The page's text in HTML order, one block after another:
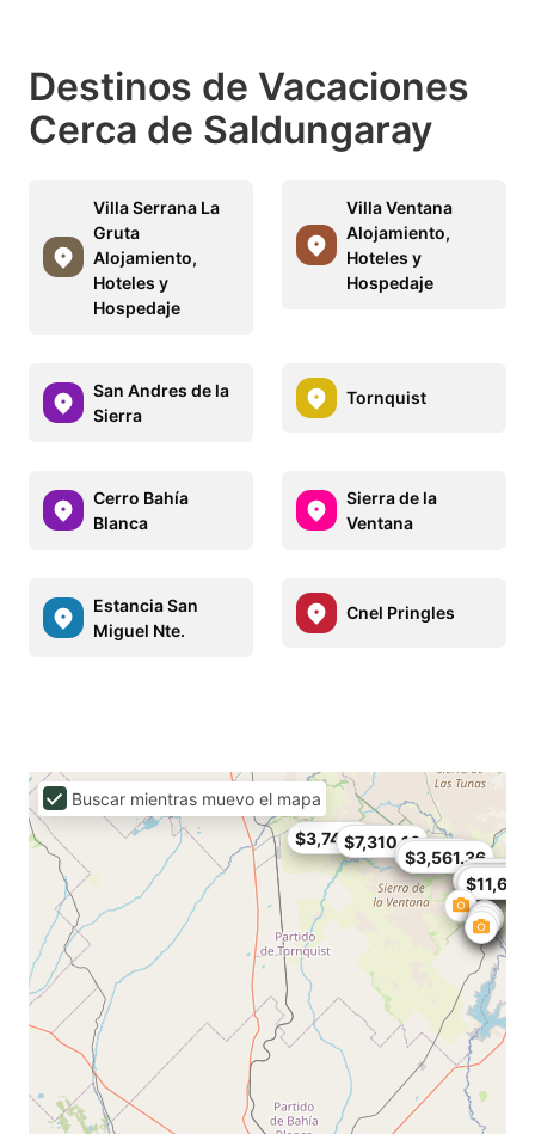
Destinos de Vacaciones
Cerca de Saldungaray
Villa Serrana La
Gruta
Alojamiento,
Hoteles y
Hospedaje
Villa Ventana
Alojamiento,
Hoteles y
Hospedaje
San Andres de la
Sierra
Tornquist
Cerro Bahía
Blanca
Sierra de la
Ventana
Estancia San
Miguel Nte.
Cnel Pringles
$3,561.36
$3,748.8
$4,217.4
$7,029
$7,310.16
$7,497.6
Buscar mientras muevo el mapa